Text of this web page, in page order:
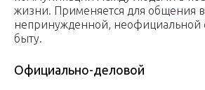
жизни. Применяется для общения в
непринужденной, неофициальной
быту.
Официально-деловой